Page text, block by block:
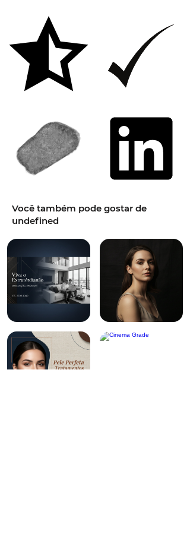
Você também pode gostar de
undefined